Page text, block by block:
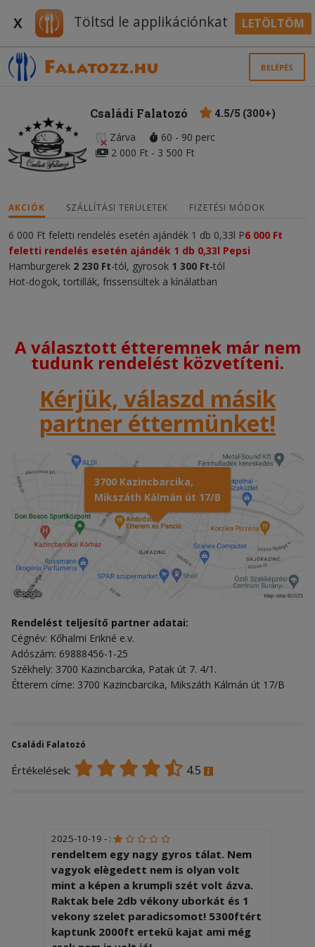
X Töltsd le applikációnkat LETÖLTÖM
BELÉPÉS
Családi Falatozó
4.5/5 (300+)
Zárva
60 - 90 perc
2 000 Ft - 3 500 Ft
AKCIÓK SZÁLLÍTÁSI TERÜLETEK FIZETÉSI MÓDOK
6 000 Ft feletti rendelés esetén ajándék 1 db 0,33l P6 000 Ft
feletti rendelés esetén ajándék 1 db 0,33l Pepsi
Hamburgerek 2 230 Ft-tól, gyrosok 1 300 Ft-tól
Hot-dogok, tortillák, frissensültek a kínálatban
A választott étteremnek már nem
tudunk rendelést közvetíteni.
Kérjük, válaszd másik
partner éttermünket!
3700 Kazincbarcika,
Mikszáth Kálmán út 17/B
Rendelést teljesítő partner adatai:
Cégnév: Kőhalmi Erikné e.v.
Adószám: 69888456-1-25
Székhely: 3700 Kazincbarcika, Patak út 7. 4/1.
Étterem címe: 3700 Kazincbarcika, Mikszáth Kálmán út 17/B
Családi Falatozó
Értékelések: 4.5
2025-10-19 - :
rendeltem egy nagy gyros tálat. Nem
vagyok elègedett nem is olyan volt
mint a képen a krumpli szét volt ázva.
Raktak bele 2db vékony uborkát és 1
vekony szelet paradicsomot! 5300ftért
kaptunk 2000ft ertekü kajat ami még